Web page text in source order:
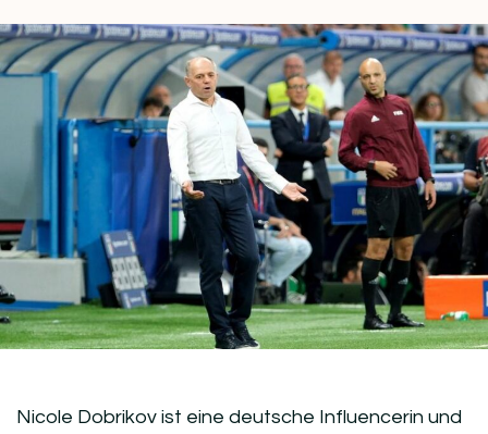
Nicole Dobrikov ist eine deutsche Influencerin und